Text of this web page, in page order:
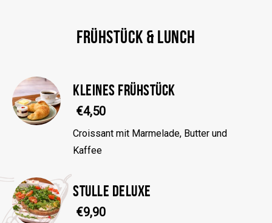
FRÜHSTÜCK & LUNCH
KLEINES FRÜHSTÜCK
€4,50
Croissant mit Marmelade, Butter und
Kaffee
STULLE DELUXE
€9,90